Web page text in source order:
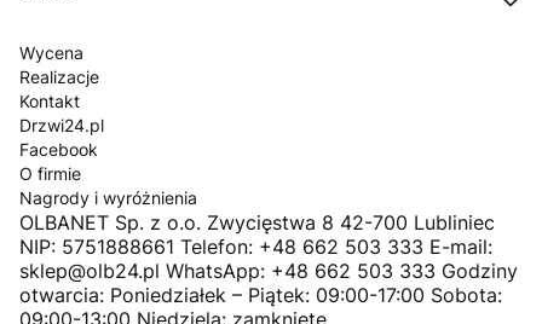
Wycena
Realizacje
Kontakt
Drzwi24.pl
Facebook
O firmie
Nagrody i wyróżnienia
OLBANET Sp. z o.o. Zwycięstwa 8 42-700 Lubliniec
NIP: 5751888661 Telefon: +48 662 503 333 E-mail:
sklep@olb24.pl WhatsApp: +48 662 503 333 Godziny
otwarcia: Poniedziałek – Piątek: 09:00-17:00 Sobota: